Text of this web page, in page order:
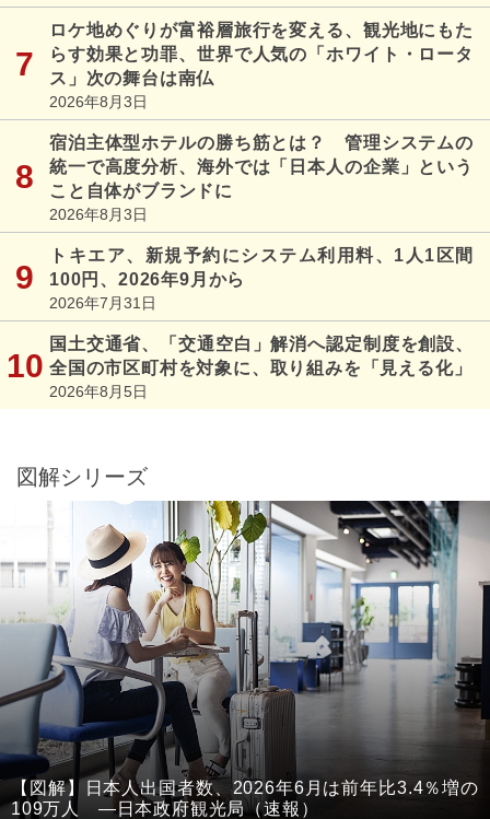
ロケ地めぐりが富裕層旅行を変える、観光地にもた
らす効果と功罪、世界で人気の「ホワイト・ロータ
ス」次の舞台は南仏
2026年8月3日
宿泊主体型ホテルの勝ち筋とは？ 管理システムの
統一で高度分析、海外では「日本人の企業」という
こと自体がブランドに
2026年8月3日
トキエア、新規予約にシステム利用料、1人1区間
100円、2026年9月から
2026年7月31日
国土交通省、「交通空白」解消へ認定制度を創設、
全国の市区町村を対象に、取り組みを「見える化」
2026年8月5日
図解シリーズ
【図解】日本人出国者数、2026年6月は前年比3.4％増の
109万人 ―日本政府観光局（速報）